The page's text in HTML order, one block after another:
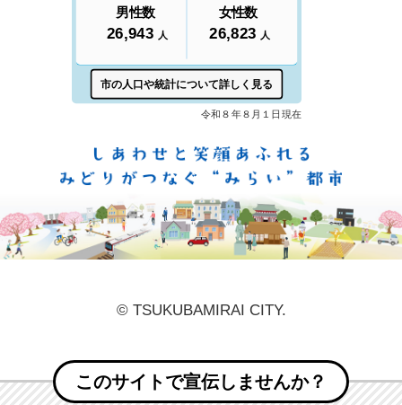
© TSUKUBAMIRAI CITY.
このサイトで宣伝しませんか？